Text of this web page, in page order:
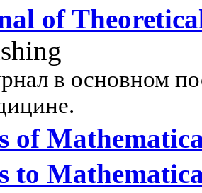
of
в основном
of
to